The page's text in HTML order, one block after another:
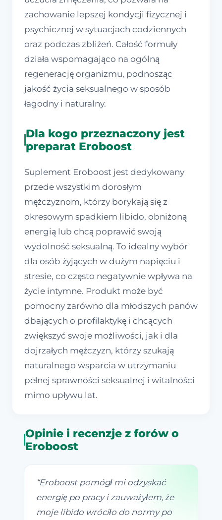
zachowanie lepszej kondycji fizycznej i
psychicznej w sytuacjach codziennych
oraz podczas zbliżeń. Całość formuły
działa wspomagająco na ogólną
regenerację organizmu, podnosząc
jakość życia seksualnego w sposób
łagodny i naturalny.
Dla kogo przeznaczony jest
preparat Eroboost
Suplement Eroboost jest dedykowany
przede wszystkim dorosłym
mężczyznom, którzy borykają się z
okresowym spadkiem libido, obniżoną
energią lub chcą poprawić swoją
wydolność seksualną. To idealny wybór
dla osób żyjących w dużym napięciu i
stresie, co często negatywnie wpływa na
życie intymne. Produkt może być
pomocny zarówno dla młodszych panów
dbających o profilaktykę i chcących
zwiększyć swoje możliwości, jak i dla
dojrzałych mężczyzn, którzy szukają
naturalnego wsparcia w utrzymaniu
pełnej sprawności seksualnej i witalności
mimo upływu lat.
Opinie i recenzje z forów o
Eroboost
“Eroboost pomógł mi odzyskać
energię po pracy i zauważyłem, że
moje libido wróciło do normy po